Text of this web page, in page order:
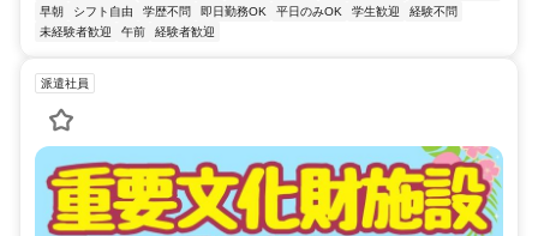
早朝
シフト自由 学歴不問 即日勤務OK 平日のみOK 学生歓迎
経験不問
未経験者歓迎
午前 経験者歓迎
派遣社員